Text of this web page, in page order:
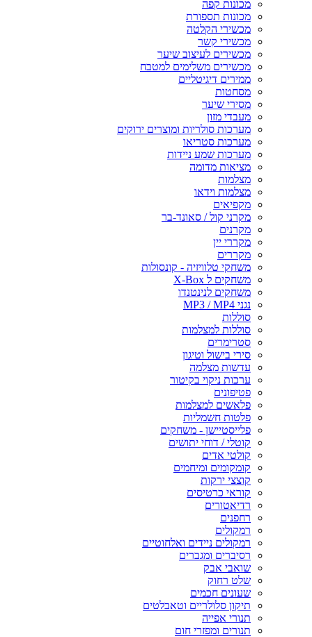
מכונות קפה
מכונות תספורת
מכשירי הקלטה
מכשירי קשר
מכשירים לעיצוב שיער
מכשירים משלימים למטבח
ממירים דיגיטליים
מסחטות
מסירי שיער
מעבדי מזון
מערכות סולריות ומוצרים ירוקים
מערכות סטריאו
מערכות שמע ניידות
מציאות מדומה
מצלמות
מצלמות וידאו
מקפיאים
מקרני קול / סאונד-בר
מקרנים
מקררי יין
מקררים
משחקי טלוויזיה - קונסולות
משחקים ל X-Box
משחקים לנינטנדו
נגני MP3 / MP4
סוללות
סוללות למצלמות
סטרימרים
סירי בישול וטיגון
עדשות מצלמה
ערכות ניקוי בקיטור
פטיפונים
פלאשים למצלמות
פלטות חשמליות
פלייסטיישן - משחקים
קוטלי / דוחי יתושים
קולטי אדים
קומקומים ומיחמים
קוצצי ירקות
קוראי כרטיסים
רדיאטורים
רחפנים
רמקולים
רמקולים ניידים ואלחוטיים
רסיברים ומגברים
שואבי אבק
שלט רחוק
שעונים חכמים
תיקון סלולריים וטאבלטים
תנורי אפייה
תנורים ומפזרי חום